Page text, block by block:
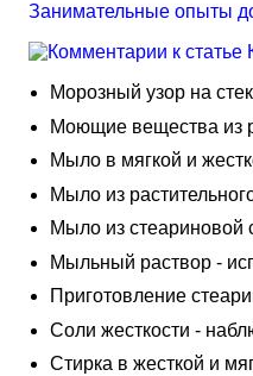
Занимательные опыты
Морозный узор на
Моющие вещества из
Мыло в мягкой и
Мыло из
Мыло из стеариновой
Мыльный раствор -
Приготовление
Соли жесткости -
Стирка в жесткой и